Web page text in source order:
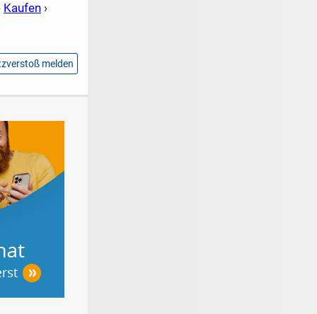
Kaufen ›
melden